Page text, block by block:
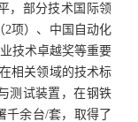
，部分技术国际领
2项）、中国自动化
技术卓越奖等重要
相关领域的技术标
测试装置，在钢铁
千余台/套，取得了